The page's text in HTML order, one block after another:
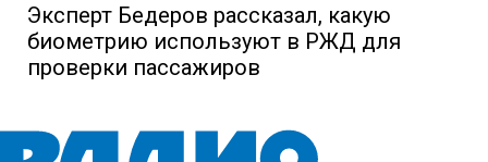
Эксперт Бедеров рассказал, какую
биометрию используют в РЖД для
проверки пассажиров